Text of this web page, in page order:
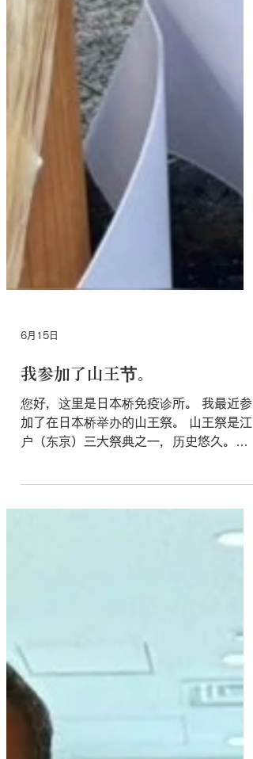
非凡，到处洋溢着人们的笑容。 我们日本
桥免疫诊所也与当地社区一起参与了此次
活动，我们的院长和员工都荣幸地抬着神
龛。这对我们来说是一次非常宝贵的机
会，让我们能够与平时难得一见的当地居
民交流互动。 身着法被漫步在日本桥，我
更加深刻地体会到这片土地上精心保存的